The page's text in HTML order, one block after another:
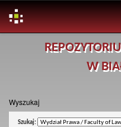
W
Wyszukaj
Szukaj: